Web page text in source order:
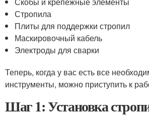
Стропила
Плиты для поддержки стропил
Маскировочный кабель
Электроды для сварки
Теперь, когда у вас есть все
инструменты, можно приступить к
Шаг 1: Установка